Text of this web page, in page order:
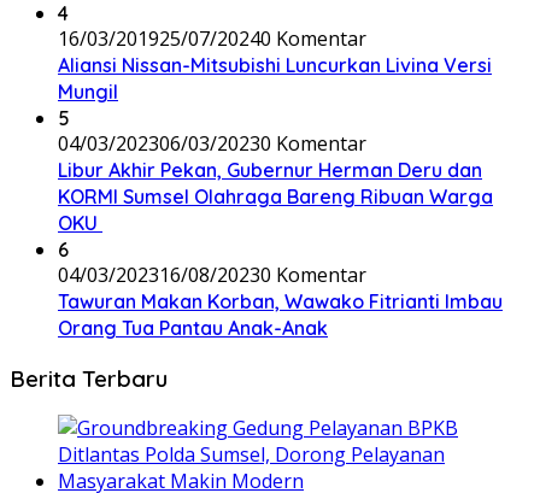
4
16/03/201925/07/20240 Komentar
Aliansi Nissan-Mitsubishi Luncurkan Livina Versi
Mungil
5
04/03/202306/03/20230 Komentar
Libur Akhir Pekan, Gubernur Herman Deru dan
KORMI Sumsel Olahraga Bareng Ribuan Warga
OKU
6
04/03/202316/08/20230 Komentar
Tawuran Makan Korban, Wawako Fitrianti Imbau
Orang Tua Pantau Anak-Anak
Berita Terbaru